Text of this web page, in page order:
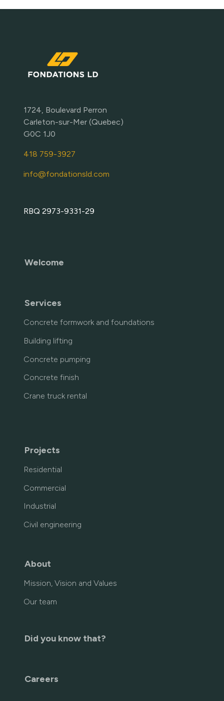
1724, Boulevard Perron
Carleton-sur-Mer (Quebec)
G0C 1J0
418 759-3927
info@fondationsld.com
RBQ 2973-9331-29
Welcome
Services
Concrete formwork and foundations
Building lifting
Concrete pumping
Concrete finish
Crane truck rental
Projects
Residential
Commercial
Industrial
Civil engineering
About
Mission, Vision and Values
Our team
Did you know that?
Careers